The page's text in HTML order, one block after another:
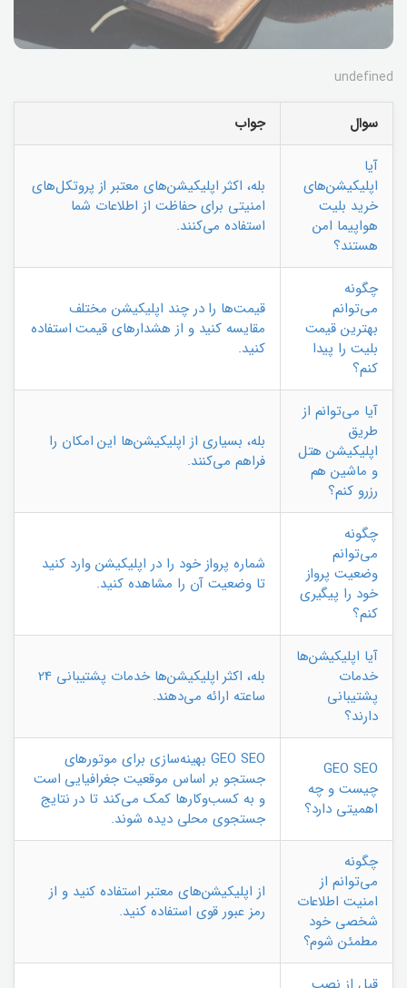
undefined
سوال
جواب
آیا
اپلیکیشن‌های
خرید بلیت
هواپیما امن
هستند؟
بله، اکثر اپلیکیشن‌های معتبر از پروتکل‌های
امنیتی برای حفاظت از اطلاعات شما
استفاده می‌کنند.
چگونه
می‌توانم
بهترین قیمت
بلیت را پیدا
کنم؟
قیمت‌ها را در چند اپلیکیشن مختلف
مقایسه کنید و از هشدارهای قیمت استفاده
کنید.
آیا می‌توانم از
طریق
اپلیکیشن هتل
و ماشین هم
رزرو کنم؟
بله، بسیاری از اپلیکیشن‌ها این امکان را
فراهم می‌کنند.
چگونه
می‌توانم
وضعیت پرواز
خود را پیگیری
کنم؟
شماره پرواز خود را در اپلیکیشن وارد کنید
تا وضعیت آن را مشاهده کنید.
آیا اپلیکیشن‌ها
خدمات
پشتیبانی
دارند؟
بله، اکثر اپلیکیشن‌ها خدمات پشتیبانی 24
ساعته ارائه می‌دهند.
GEO SEO
چیست و چه
اهمیتی دارد؟
GEO SEO بهینه‌سازی برای موتورهای
جستجو بر اساس موقعیت جغرافیایی است
و به کسب‌وکارها کمک می‌کند تا در نتایج
جستجوی محلی دیده شوند.
چگونه
می‌توانم از
امنیت اطلاعات
شخصی خود
مطمئن شوم؟
از اپلیکیشن‌های معتبر استفاده کنید و از
رمز عبور قوی استفاده کنید.